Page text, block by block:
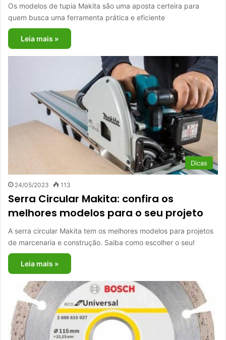
Os modelos de tupia Makita são uma aposta certeira para
quem busca uma ferramenta prática e eficiente
Leia mais »
Dicas
24/05/2023 113
Serra Circular Makita: confira os
melhores modelos para o seu projeto
A serra circular Makita tem os melhores modelos para projetos
de marcenaria e construção. Saiba como escolher o seu!
Leia mais »